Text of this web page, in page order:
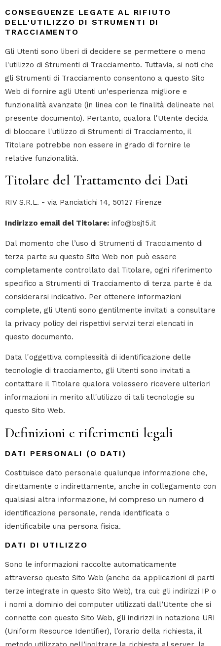
CONSEGUENZE LEGATE AL RIFIUTO
DELL'UTILIZZO DI STRUMENTI DI
TRACCIAMENTO
Gli Utenti sono liberi di decidere se permettere o meno
l'utilizzo di Strumenti di Tracciamento. Tuttavia, si noti che
gli Strumenti di Tracciamento consentono a questo Sito
Web di fornire agli Utenti un'esperienza migliore e
funzionalità avanzate (in linea con le finalità delineate nel
presente documento). Pertanto, qualora l'Utente decida
di bloccare l'utilizzo di Strumenti di Tracciamento, il
Titolare potrebbe non essere in grado di fornire le
relative funzionalità.
Titolare del Trattamento dei Dati
RIV S.R.L. - via Panciatichi 14, 50127 Firenze
Indirizzo email del Titolare: info@bsj15.it
Dal momento che l’uso di Strumenti di Tracciamento di
terza parte su questo Sito Web non può essere
completamente controllato dal Titolare, ogni riferimento
specifico a Strumenti di Tracciamento di terza parte è da
considerarsi indicativo. Per ottenere informazioni
complete, gli Utenti sono gentilmente invitati a consultare
la privacy policy dei rispettivi servizi terzi elencati in
questo documento.
Data l'oggettiva complessità di identificazione delle
tecnologie di tracciamento, gli Utenti sono invitati a
contattare il Titolare qualora volessero ricevere ulteriori
informazioni in merito all'utilizzo di tali tecnologie su
questo Sito Web.
Definizioni e riferimenti legali
DATI PERSONALI (O DATI)
Costituisce dato personale qualunque informazione che,
direttamente o indirettamente, anche in collegamento con
qualsiasi altra informazione, ivi compreso un numero di
identificazione personale, renda identificata o
identificabile una persona fisica.
DATI DI UTILIZZO
Sono le informazioni raccolte automaticamente
attraverso questo Sito Web (anche da applicazioni di parti
terze integrate in questo Sito Web), tra cui: gli indirizzi IP o
i nomi a dominio dei computer utilizzati dall’Utente che si
connette con questo Sito Web, gli indirizzi in notazione URI
(Uniform Resource Identifier), l’orario della richiesta, il